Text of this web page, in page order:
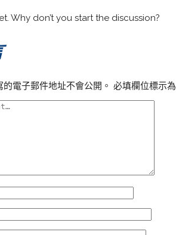
Why don’t you start the discussion?
電子郵件地址不會公開。 必填欄位標示為